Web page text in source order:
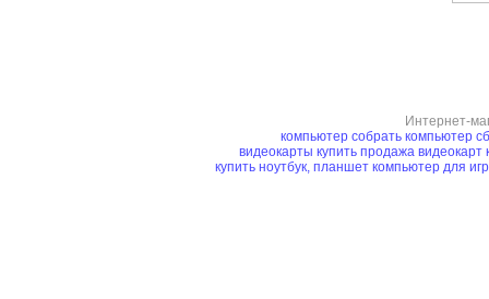
Интернет-
компьютер собрать компьютер
видеокарты купить продажа видеокарт
купить ноутбук, планшет компьютер для